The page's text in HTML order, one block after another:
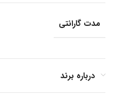
مدت گارانتی
درباره برند